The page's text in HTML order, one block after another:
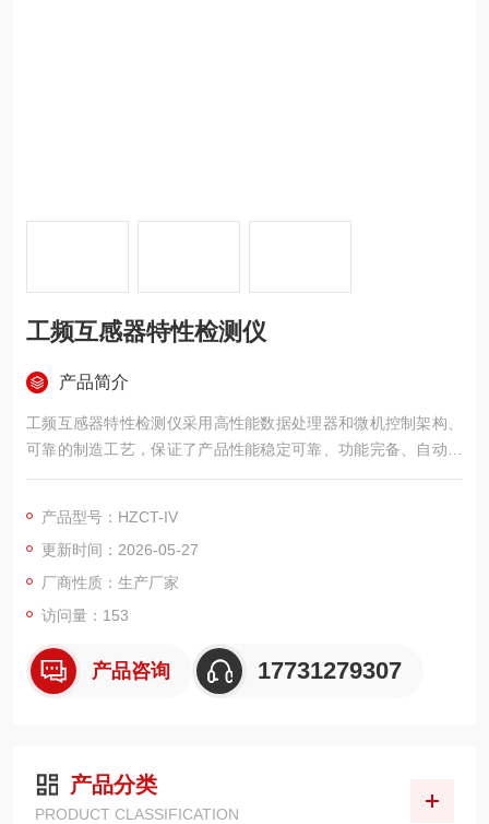
工频互感器特性检测仪
产品简介
工频互感器特性检测仪采用高性能数据处理器和微机控制架构、
可靠的制造工艺，保证了产品性能稳定可靠、功能完备、自动化
程度高、测试效率高，是继电器保护和高压绝缘行业用来测试电
产品型号：HZCT-IV
更新时间：2026-05-27
厂商性质：生产厂家
访问量：153
产品咨询 17731279307
产品分类
PRODUCT CLASSIFICATION